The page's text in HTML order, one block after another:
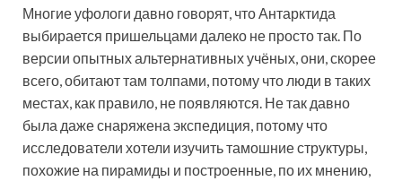
Многие уфологи давно говорят, что Антарктида
выбирается пришельцами далеко не просто так. По
версии опытных альтернативных учёных, они, скорее
всего, обитают там толпами, потому что люди в таких
местах, как правило, не появляются. Не так давно
была даже снаряжена экспедиция, потому что
исследователи хотели изучить тамошние структуры,
похожие на пирамиды и построенные, по их мнению,